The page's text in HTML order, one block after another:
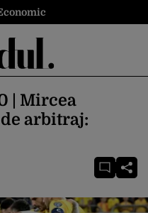
| Mircea
arbitraj: